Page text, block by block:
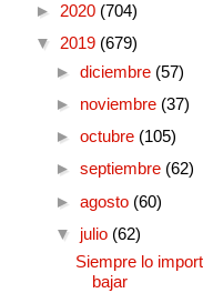
► 2020 (704)
▼ 2019 (679)
► diciembre (57)
► noviembre (37)
► octubre (105)
► septiembre (62)
► agosto (60)
▼ julio (62)
Siempre lo
bajar